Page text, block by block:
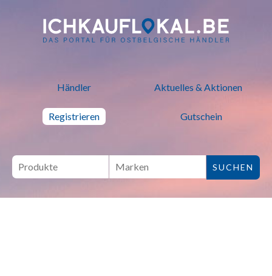
ich kauf lokal - Bei lokalen
Händler Aktuelles & Aktionen
Registrieren Gutschein